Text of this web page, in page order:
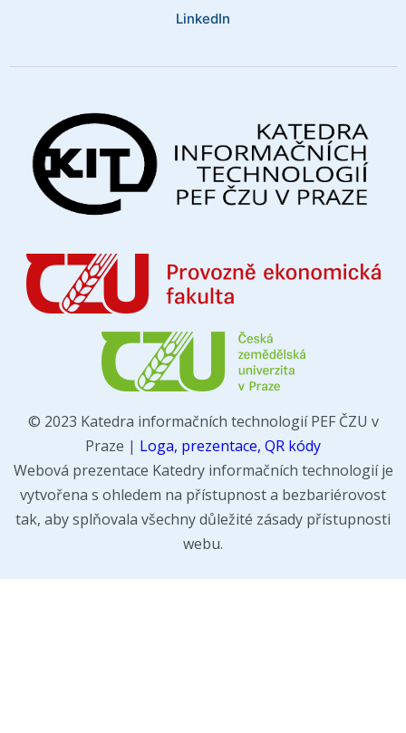
LinkedIn
© 2023 Katedra informačních technologií PEF ČZU v
Praze | Loga, prezentace, QR kódy
Webová prezentace Katedry informačních technologií je
vytvořena s ohledem na přístupnost a bezbariérovost
tak, aby splňovala všechny důležité zásady přístupnosti
webu.